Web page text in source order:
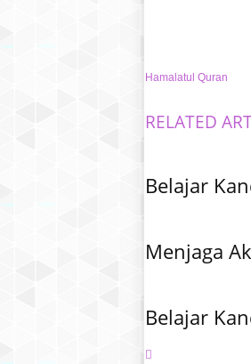
Hamalatul Quran
RELATED
Belajar
Menjaga
Belajar